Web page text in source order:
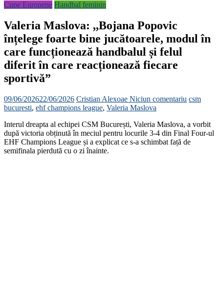
Cupe Europene Handbal feminin
Valeria Maslova: ,,Bojana Popovic
înțelege foarte bine jucătoarele, modul în
care funcționează handbalul și felul
diferit în care reacționează fiecare
sportivă”
09/06/202622/06/2026 Cristian Alexoae Niciun comentariu csm
bucuresti, ehf champions league, Valeria Maslova
Interul dreapta al echipei CSM București, Valeria Maslova, a vorbit
după victoria obținută în meciul pentru locurile 3-4 din Final Four-ul
EHF Champions League și a explicat ce s-a schimbat față de
semifinala pierdută cu o zi înainte.